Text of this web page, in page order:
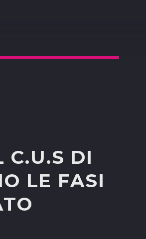
C.U.S DI
LE FASI